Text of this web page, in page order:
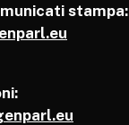
stampa: